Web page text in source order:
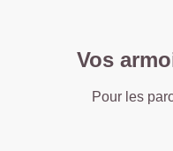
Vos
Pour les